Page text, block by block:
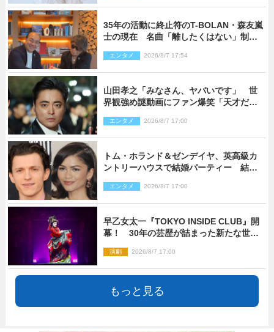
35年の活動に終止符のT-BOLAN・森友嵐
士の現在 名曲「離したくはない」制作
エンタメ 2026/8/7 17:54
山田孝之「みなさん、ヤバいです」 世
界観強め謎動画にファン爆笑「天才だ
エンタメ 2026/8/7 17:00
トム・ホランド＆ゼンデイヤ、英高級カ
ントリーハウスで結婚パーティー 結婚
エンタメ 2026/8/7 17:00
早乙女太一『TOKYO INSIDE CLUB』開
幕！ 30年の芸歴が詰まった新たな世界
演劇 2026/8/7 17:00
もっと見る